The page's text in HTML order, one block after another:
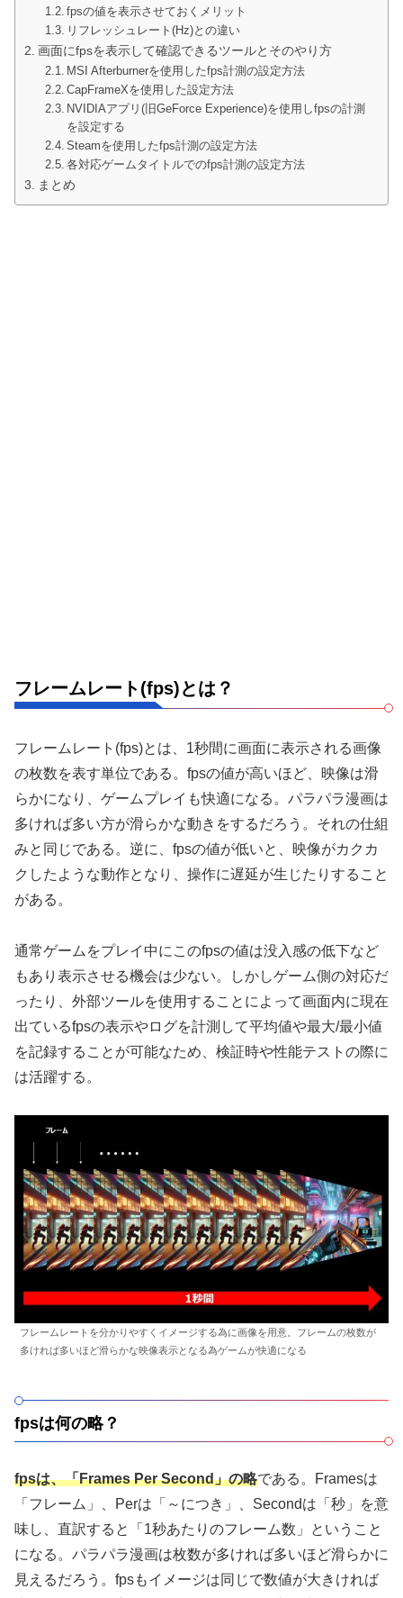
fpsの値を表示させておくメリット
リフレッシュレート(Hz)との違い
画面にfpsを表示して確認できるツールとそのやり方
MSI Afterburnerを使用したfps計測の設定方法
CapFrameXを使用した設定方法
NVIDIAアプリ(旧GeForce Experience)を使用しfpsの計測
を設定する
Steamを使用したfps計測の設定方法
各対応ゲームタイトルでのfps計測の設定方法
まとめ
フレームレート(fps)とは？
フレームレート(fps)とは、1秒間に画面に表示される画像
の枚数を表す単位である。fpsの値が高いほど、映像は滑
らかになり、ゲームプレイも快適になる。パラパラ漫画は
多ければ多い方が滑らかな動きをするだろう。それの仕組
みと同じである。逆に、fpsの値が低いと、映像がカクカ
クしたような動作となり、操作に遅延が生じたりすること
がある。
通常ゲームをプレイ中にこのfpsの値は没入感の低下など
もあり表示させる機会は少ない。しかしゲーム側の対応だ
ったり、外部ツールを使用することによって画面内に現在
出ているfpsの表示やログを計測して平均値や最大/最小値
を記録することが可能なため、検証時や性能テストの際に
は活躍する。
フレームレートを分かりやすくイメージする為に画像を用意。フレームの枚数が
多ければ多いほど滑らかな映像表示となる為ゲームが快適になる
fpsは何の略？
fpsは、「Frames Per Second」の略である。Framesは
「フレーム」、Perは「～につき」、Secondは「秒」を意
味し、直訳すると「1秒あたりのフレーム数」ということ
になる。パラパラ漫画は枚数が多ければ多いほど滑らかに
見えるだろう。fpsもイメージは同じで数値が大きければ